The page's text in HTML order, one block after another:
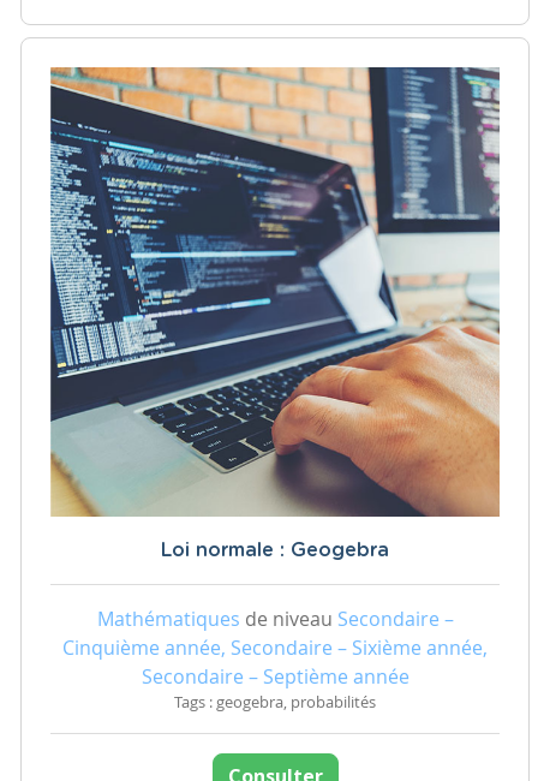
Loi normale : Geogebra
Mathématiques de niveau Secondaire –
Cinquième année, Secondaire – Sixième année,
Secondaire – Septième année
Tags : geogebra, probabilités
Consulter